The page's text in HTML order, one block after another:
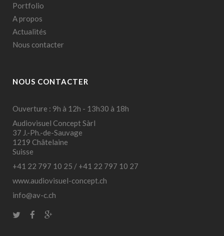
Portfolio
A propos
Actualités
Nous contacter
NOUS CONTACTER
Ouverture : 9h à 12h - 13h30 à 18h
Audiovisuel Concept Sàrl
37 J.-Ph.-de-Sauvage
1219 Châtelaine
Suisse
+41 22 797 10 25 / +41 22 797 10 27
www.audiovisuel-concept.ch
info@av-c.ch